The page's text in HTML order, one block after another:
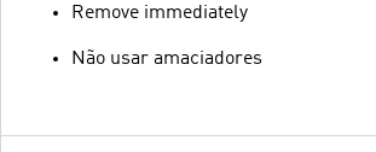
Remove immediately
Não usar amaciadores